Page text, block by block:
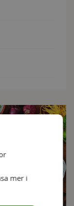
mer i